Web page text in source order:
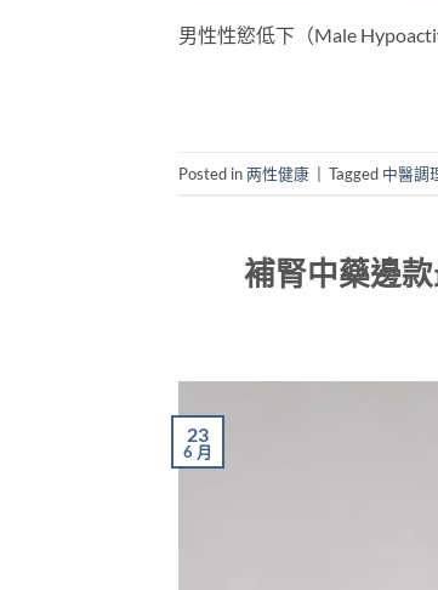
男性性慾低下（Male
Posted in两性健康 | Tagged 中醫調
補腎中藥邊
23
6 月